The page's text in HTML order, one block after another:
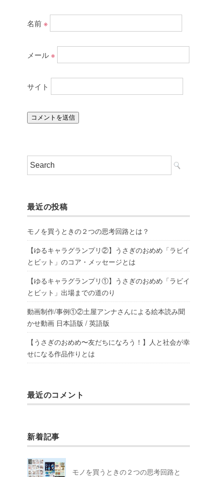
名前※
メール※
サイト
最近の投稿
モノを買うときの２つの思考回路とは？
【ゆるキャラグランプリ②】うさぎのおめめ「ラビイ
とビット」のコア・メッセージとは
【ゆるキャラグランプリ①】うさぎのおめめ「ラビイ
とビット」出場までの道のり
動画制作/事例①②土屋アンナさんによる絵本読み聞
かせ動画 日本語版 / 英語版
【うさぎのおめめ〜友だちになろう！】人と社会が幸
せになる作品作りとは
最近のコメント
新着記事
モノを買うときの２つの思考回路と